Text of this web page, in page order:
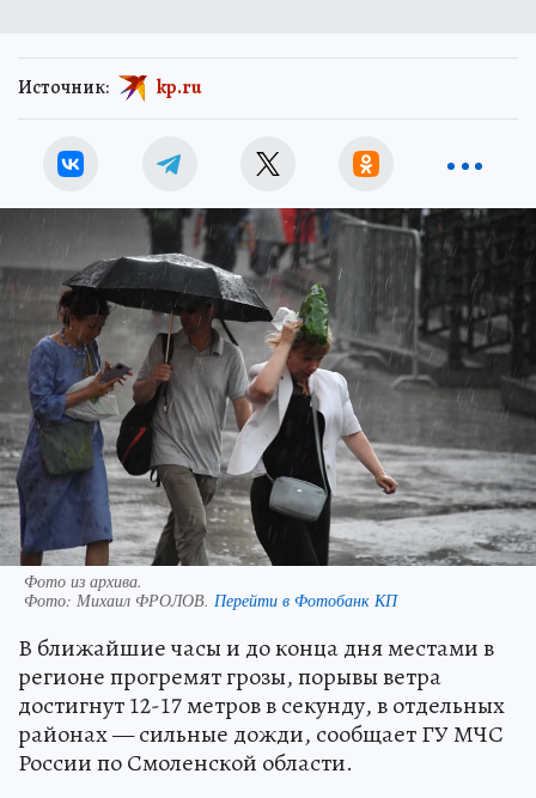
Источник: kp.ru
Фото из архива.
Фото: Михаил ФРОЛОВ. Перейти в Фотобанк КП
В ближайшие часы и до конца дня местами в
регионе прогремят грозы, порывы ветра
достигнут 12-17 метров в секунду, в отдельных
районах — сильные дожди, сообщает ГУ МЧС
России по Смоленской области.